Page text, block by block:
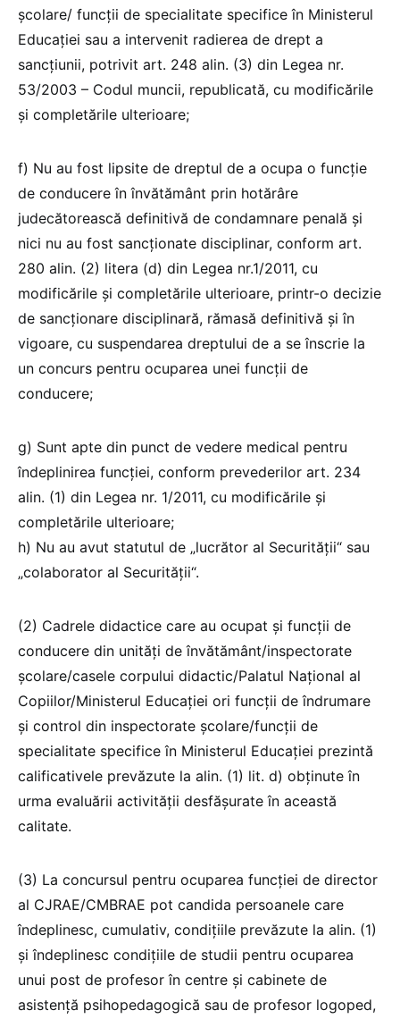
școlare/ funcții de specialitate specifice în Ministerul
Educației sau a intervenit radierea de drept a
sancțiunii, potrivit art. 248 alin. (3) din Legea nr.
53/2003 – Codul muncii, republicată, cu modificările
și completările ulterioare;
f) Nu au fost lipsite de dreptul de a ocupa o funcție
de conducere în învătământ prin hotărâre
judecătorească definitivă de condamnare penală și
nici nu au fost sancționate disciplinar, conform art.
280 alin. (2) litera (d) din Legea nr.1/2011, cu
modificările și completările ulterioare, printr-o decizie
de sancționare disciplinară, rămasă definitivă și în
vigoare, cu suspendarea dreptului de a se înscrie la
un concurs pentru ocuparea unei funcții de
conducere;
g) Sunt apte din punct de vedere medical pentru
îndeplinirea funcției, conform prevederilor art. 234
alin. (1) din Legea nr. 1/2011, cu modificările și
completările ulterioare;
h) Nu au avut statutul de „lucrător al Securității“ sau
„colaborator al Securității“.
(2) Cadrele didactice care au ocupat și funcții de
conducere din unități de învătământ/inspectorate
școlare/casele corpului didactic/Palatul Național al
Copiilor/Ministerul Educației ori funcții de îndrumare
și control din inspectorate școlare/funcții de
specialitate specifice în Ministerul Educației prezintă
calificativele prevăzute la alin. (1) lit. d) obținute în
urma evaluării activității desfășurate în această
calitate.
(3) La concursul pentru ocuparea funcției de director
al CJRAE/CMBRAE pot candida persoanele care
îndeplinesc, cumulativ, condițiile prevăzute la alin. (1)
și îndeplinesc condițiile de studii pentru ocuparea
unui post de profesor în centre și cabinete de
asistență psihopedagogică sau de profesor logoped,